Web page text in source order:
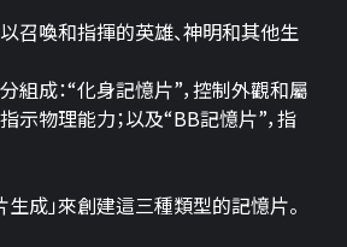
以召喚和指揮的英雄、神明和其他生
組成：“化身記憶片”，控制外觀和屬
示物理能力；以及“BB記憶片”，指
成」來創建這三​​種類型的記憶片。